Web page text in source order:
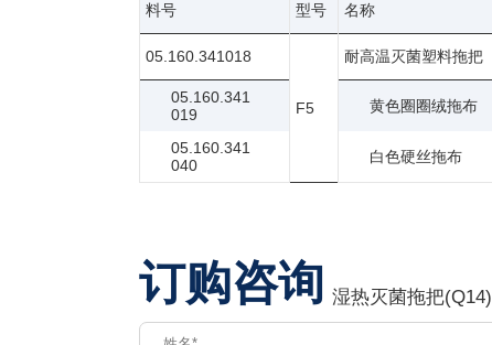
料号 型号 名称
05.160.341018
F5
耐高温灭菌塑料拖把
05.160.341
019
黄色圈圈绒拖布
05.160.341
040
白色硬丝拖布
订购咨询 湿热灭菌拖把(Q14)